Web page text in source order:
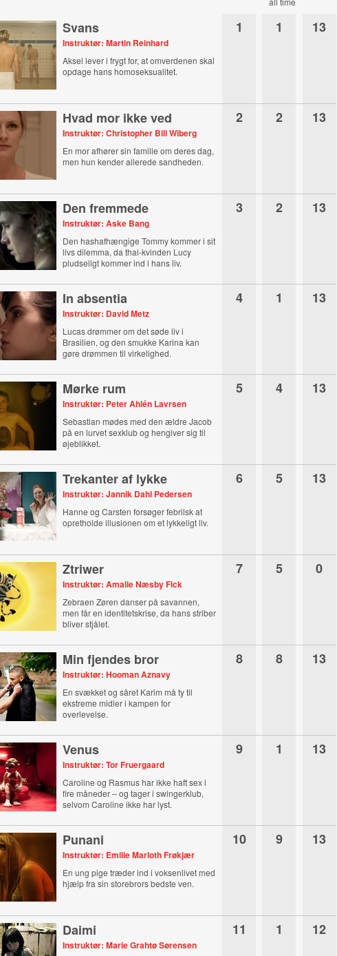
Svans
Instruktør: Martin Reinhard
Aksel lever i frygt for, at omverdenen skal
opdage hans homoseksualitet.
1 1 13
Hvad mor ikke ved
Instruktør: Christopher Bill Wiberg
En mor afhører sin familie om deres dag,
men hun kender allerede sandheden.
2 2 13
Den fremmede
Instruktør: Aske Bang
Den hashafhængige Tommy kommer i sit
livs dilemma, da thai-kvinden Lucy
pludseligt kommer ind i hans liv.
3 2 13
In absentia
Instruktør: David Metz
Lucas drømmer om det søde liv i
Brasilien, og den smukke Karina kan
gøre drømmen til virkelighed.
4 1 13
Mørke rum
Instruktør: Peter Ahlén Lavrsen
Sebastian mødes med den ældre Jacob
på en lurvet sexklub og hengiver sig til
øjeblikket.
5 4 13
Trekanter af lykke
Instruktør: Jannik Dahl Pedersen
Hanne og Carsten forsøger febrilsk at
opretholde illusionen om et lykkeligt liv.
6 5 13
Ztriwer
Instruktør: Amalie Næsby Fick
Zebraen Zøren danser på savannen,
men får en identitetskrise, da hans striber
bliver stjålet.
7 5 0
Min fjendes bror
Instruktør: Hooman Aznavy
En svækket og såret Karim må ty til
ekstreme midler i kampen for
overlevelse.
8 8 13
Venus
Instruktør: Tor Fruergaard
Caroline og Rasmus har ikke haft sex i
fire måneder – og tager i swingerklub,
selvom Caroline ikke har lyst.
9 1 13
Punani
Instruktør: Emilie Marloth Frøkjær
En ung pige træder ind i voksenlivet med
hjælp fra sin storebrors bedste ven.
10 9 13
Daimi
Instruktør: Marie Grahtø Sørensen
11 1 12